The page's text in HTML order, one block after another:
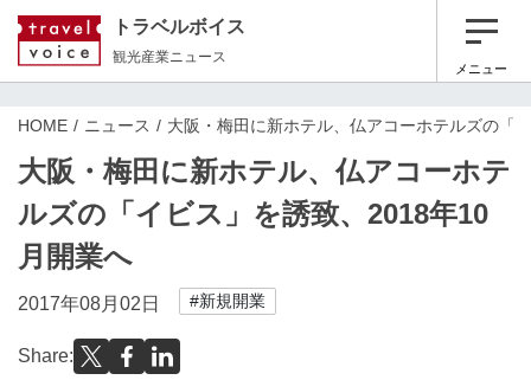
トラベルボイス
観光産業ニュース
メニュー
HOME ニュース 大阪・梅田に新ホテル、仏アコーホテルズの「
大阪・梅田に新ホテル、仏アコーホテ
ルズの「イビス」を誘致、2018年10
月開業へ
2017年08月02日 #新規開業
Share: